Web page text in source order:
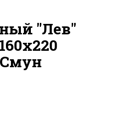
"Лев"